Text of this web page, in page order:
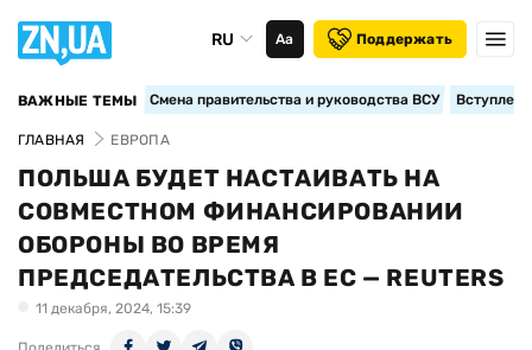
RU Аа Поддержать
ВАЖНЫЕ ТЕМЫ Смена правительства и руководства ВСУ
ГЛАВНАЯ ЕВРОПА
ПОЛЬША БУДЕТ НАСТАИВАТЬ НА
СОВМЕСТНОМ ФИНАНСИРОВАНИИ
ОБОРОНЫ ВО ВРЕМЯ
ПРЕДСЕДАТЕЛЬСТВА В ЕС — REUTERS
11 декабря, 2024, 15:39